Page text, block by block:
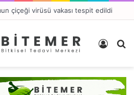
çiçeği virüsü vakası tespit edildi
Kayıt